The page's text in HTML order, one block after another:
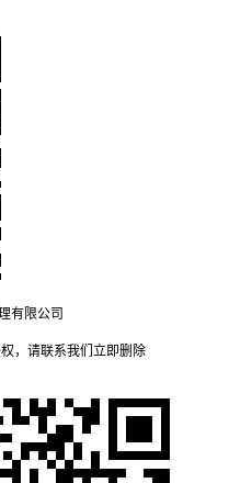
有限公司
，请联系我们立即删除